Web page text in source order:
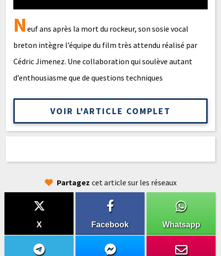
Neuf ans après la mort du rockeur, son sosie vocal
breton intègre l’équipe du film très attendu réalisé par
Cédric Jimenez. Une collaboration qui soulève autant
d’enthousiasme que de questions techniques
VOIR L'ARTICLE COMPLET
Partagez cet article sur les réseaux
X Facebook Whatsapp